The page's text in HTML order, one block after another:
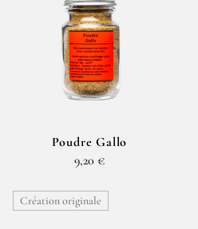
Poudre Gallo
9,20 €
Création originale